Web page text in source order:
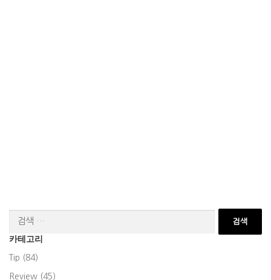
카테고리
Tip (84)
Review (45)